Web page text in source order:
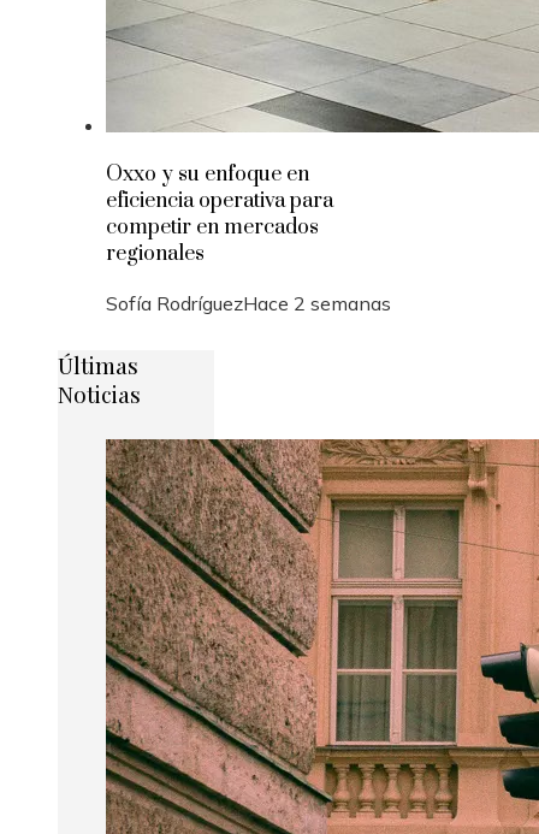
Oxxo y su enfoque en
eficiencia operativa para
competir en mercados
regionales
Sofía RodríguezHace 2 semanas
Últimas
Noticias